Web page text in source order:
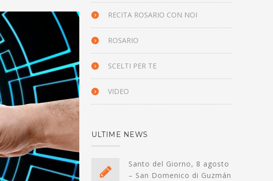
RECITA ROSARIO CON NOI
ROSARIO
SCELTI PER TE
VIDEO
ULTIME NEWS
Santo del Giorno, 8 agosto
– San Domenico di Guzmán